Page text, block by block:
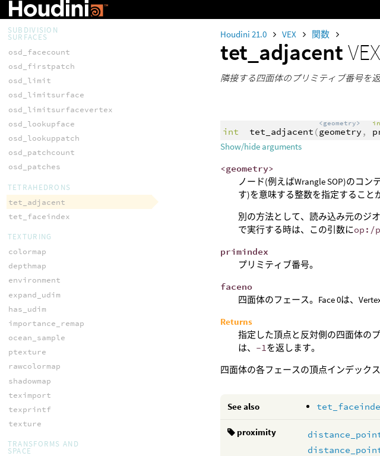
Houdini 21.0 VEX 関数
tet_adjacent
隣接する四面体のプリミティブ番号を返
int tet_adjacent (
<geometry>
geometry ,
Show/hide arguments
<geometry>
ノード(例えばWrangle SOP)のコ
す)を意味する整数を指定すること
別の方法として、読み込み元のジ
で実行する時は、この引数にop:/
primindex
プリミティブ番号。
faceno
四面体のフェース。Face 0は、
Returns
指定した頂点と反対側の四面体の
は、 -1を返します。
四面体の各フェースの頂点インデック
See also
proximity
toupper
SUBDIVISION
SURFACES
osd_facecount
osd_firstpatch
osd_limit
osd_limitsurface
osd_limitsurfacevertex
osd_lookupface
osd_lookuppatch
osd_patchcount
osd_patches
TETRAHEDRONS
tet_adjacent
tet_faceindex
TEXTURING
colormap
depthmap
environment
expand_udim
has_udim
importance_remap
ocean_sample
ptexture
rawcolormap
shadowmap
teximport
texprintf
texture
TRANSFORMS AND
SPACE